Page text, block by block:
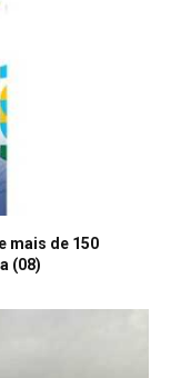
mais de 150
(08)